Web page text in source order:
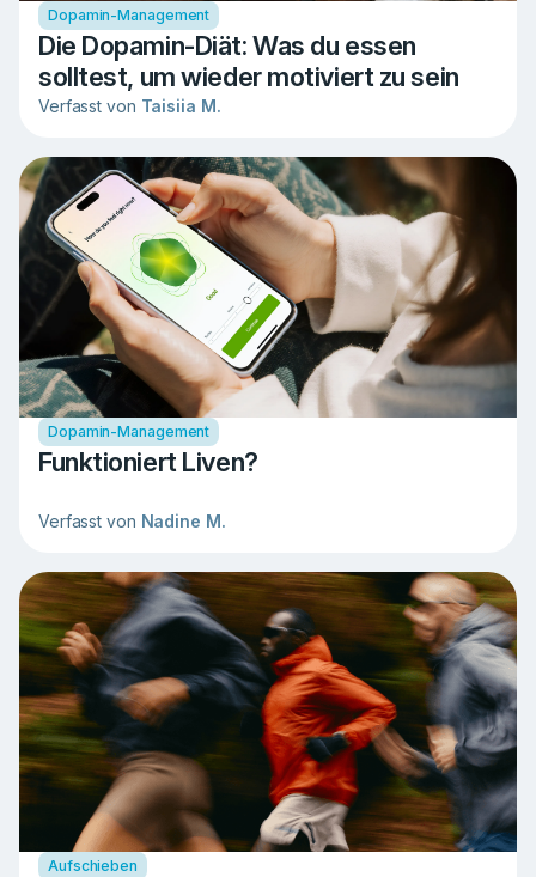
Dopamin-Management
Die Dopamin-Diät: Was du essen
solltest, um wieder motiviert zu sein
Verfasst von Taisiia M.
Dopamin-Management
Funktioniert Liven?
Verfasst von Nadine M.
Aufschieben